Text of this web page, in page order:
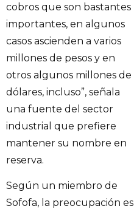
cobros que son bastantes
importantes, en algunos
casos ascienden a varios
millones de pesos y en
otros algunos millones de
dólares, incluso”, señala
una fuente del sector
industrial que prefiere
mantener su nombre en
reserva.
Según un miembro de
Sofofa, la preocupación es